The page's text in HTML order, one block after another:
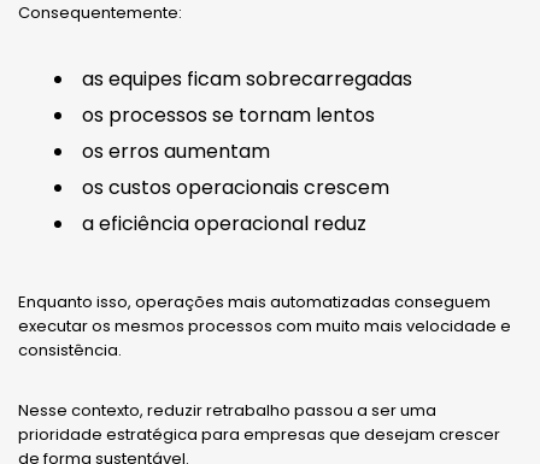
Consequentemente:
as equipes ficam sobrecarregadas
os processos se tornam lentos
os erros aumentam
os custos operacionais crescem
a eficiência operacional reduz
Enquanto isso, operações mais automatizadas conseguem
executar os mesmos processos com muito mais velocidade e
consistência.
Nesse contexto, reduzir retrabalho passou a ser uma
prioridade estratégica para empresas que desejam crescer
de forma sustentável.